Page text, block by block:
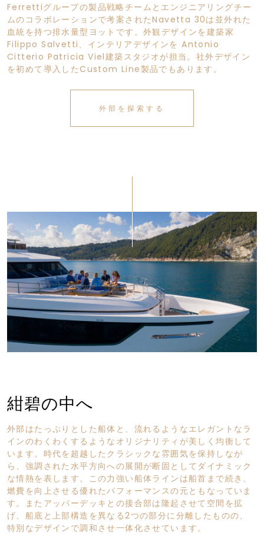
Ferrettiグループの製品戦略チームとエンジニアリングチー
ムのコラボレーションで考案されたNavetta 30は並外れた
血統を持つ排水量型ヨットです。外観デザインを建築家
Filippo Salvetti、インテリアデザインを Antonio
Citterio Patricia Viel建築スタジオが担当。社外デザイン
を初めて導入したCustom Line製品でもあります。
外部を探索する
紺碧の中へ
外部はたっぷりとした船体と、流れるようなエレガントなラ
インのわくわくするようなオリジナリティが美しく均衡して
います。時代を超越したクラシックな雰囲気を保持しなが
ら、強調された水平方向への展開が断固としてダイナミック
な情熱を表します。この力強い船体ラインは船首まで続き、
燃費を向上させる優れたパフォーマンスの元ともなっていま
す。またアッパーデッキとの接合部は隆起させて空間を拡
げ、船底と上部構造を異なる2つの部分に分離したものの、
特別なデザインで調和させ一体化させています。